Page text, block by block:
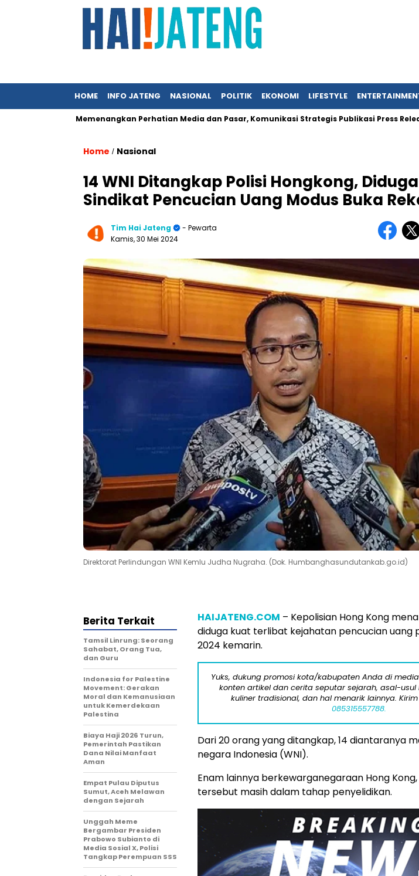
HOME INFO JATENG NASIONAL POLITIK EKONOMI LIFESTYLE
UMKM Memenangkan Perhatian Media dan Pasar, Komunikasi Strategis Publikasi Press Release
Home / Nasional
14 WNI Ditangkap Polisi Hongkong,
Sindikat Pencucian Uang Modus Buka
Tim Hai Jateng
- Pewarta
Kamis, 30 Mei 2024
Direktorat Perlindungan WNI Kemlu Judha Nugraha. (Dok. Humbanghasundutankab.go.id)
HAIJATENG.COM – Kepolisian Hong Kong
diduga kuat terlibat kejahatan pencucian uang
2024 kemarin.
Yuks, dukung promosi kota/kabupaten Anda di
konten artikel dan cerita seputar sejarah, asal-
kuliner tradisional, dan hal menarik lainnya.
085315557788.
Dari 20 orang yang ditangkap, 14 diantaranya
negara Indonesia (WNI).
Enam lainnya berkewarganegaraan Hong
tersebut masih dalam tahap penyelidikan.
Berita Terkait
Tamsil Linrung: Seorang
Sahabat, Orang Tua,
dan Guru
Indonesia for Palestine
Movement: Gerakan
Moral dan Kemanusiaan
untuk Kemerdekaan
Palestina
Biaya Haji 2026 Turun,
Pemerintah Pastikan
Dana Nilai Manfaat
Aman
Empat Pulau Diputus
Sumut, Aceh Melawan
dengan Sejarah
Unggah Meme
Bergambar Presiden
Prabowo Subianto di
Media Sosial X, Polisi
Tangkap Perempuan SSS